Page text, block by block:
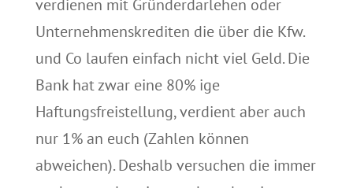
verdienen mit Gründerdarlehen oder
Unternehmenskrediten die über die Kfw.
und Co laufen einfach nicht viel Geld. Die
Bank hat zwar eine 80% ige
Haftungsfreistellung, verdient aber auch
nur 1% an euch (Zahlen können
abweichen). Deshalb versuchen die immer